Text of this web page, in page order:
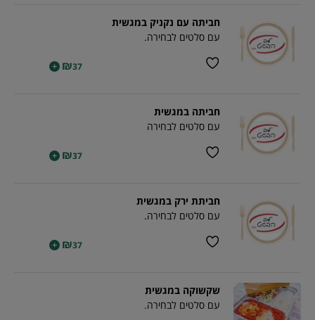
חביתה עם נקניק במגשית
עם סלטים לבחירה.
₪37
+
חביתה במגשית
עם סלטים לבחירה
₪37
+
חביתת ירק במגשית
עם סלטים לבחירה.
₪37
+
שקשוקה במגשית
עם סלטים לבחירה.